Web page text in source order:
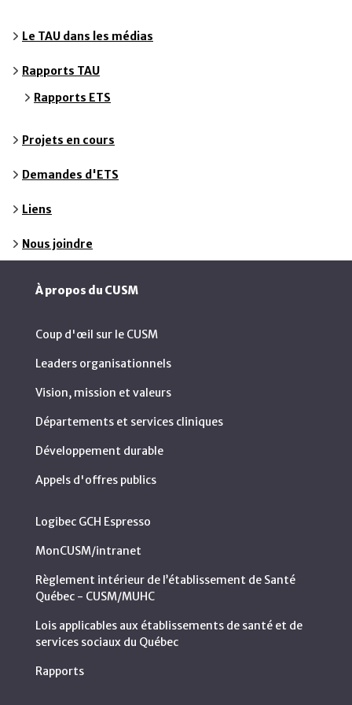
Le TAU dans les médias
Rapports TAU
Rapports ETS
Projets en cours
Demandes d'ETS
Liens
Nous joindre
À propos du CUSM
Coup d'œil sur le CUSM
Leaders organisationnels
Vision, mission et valeurs
Départements et services cliniques
Développement durable
Appels d'offres publics
Logibec GCH Espresso
MonCUSM/intranet
Règlement intérieur de l’établissement de Santé
Québec - CUSM/MUHC
Lois applicables aux établissements de santé et de
services sociaux du Québec
Rapports